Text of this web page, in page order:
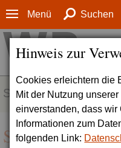
Hinweis zur
Cookies erleichtern die
Mit der Nutzung
einverstanden, dass
Informationen zum
folgenden Link:
Menü Suchen
SERVICE
Seite empfehlen